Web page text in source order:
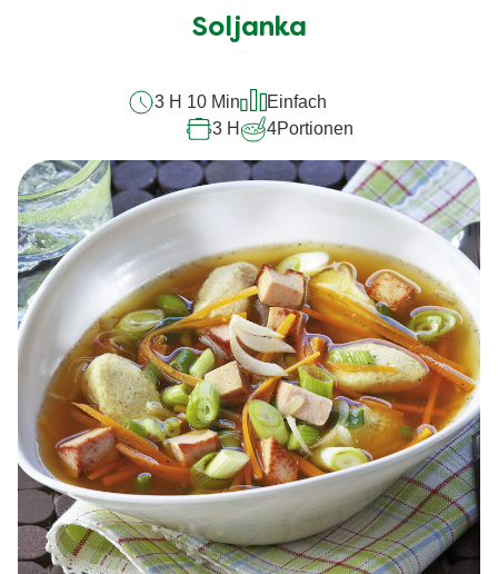
für
abgegeben
Soljanka
3 H 10 Min
Einfach
3 H
4Portionen